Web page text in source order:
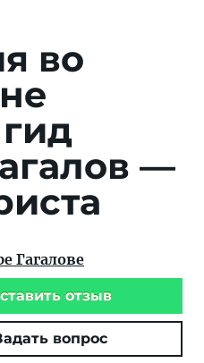
во
—
Гагалове
отзыв
вопрос